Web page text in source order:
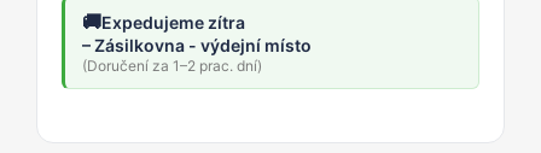
🚚Expedujeme zítra
– Zásilkovna - výdejní místo
(Doručení za 1–2 prac. dní)